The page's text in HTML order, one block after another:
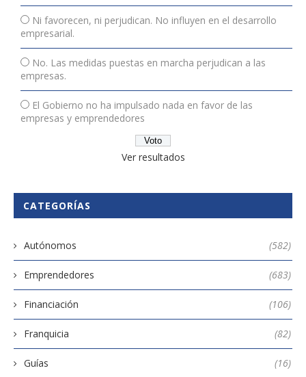
Ni favorecen, ni perjudican. No influyen en el desarrollo
empresarial.
No. Las medidas puestas en marcha perjudican a las
empresas.
El Gobierno no ha impulsado nada en favor de las
empresas y emprendedores
Ver resultados
CATEGORÍAS
Autónomos (582)
Emprendedores (683)
Financiación (106)
Franquicia (82)
Guías (16)